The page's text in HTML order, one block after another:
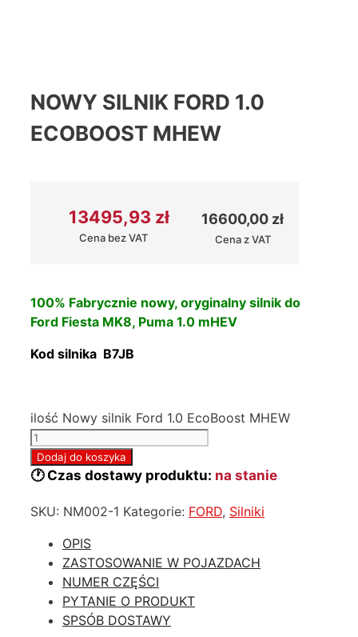
NOWY SILNIK FORD 1.0
ECOBOOST MHEW
13495,93 zł
Cena bez VAT
16600,00 zł
Cena z VAT
100% Fabrycznie nowy, oryginalny silnik do
Ford Fiesta MK8, Puma 1.0 mHEV
Kod silnika B7JB
ilość Nowy silnik Ford 1.0 EcoBoost MHEW
Dodaj do koszyka
🕐 Czas dostawy produktu: na stanie
SKU: NM002-1 Kategorie: FORD, Silniki
OPIS
ZASTOSOWANIE W POJAZDACH
NUMER CZĘŚCI
PYTANIE O PRODUKT
SPSÓB DOSTAWY